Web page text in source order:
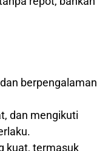
berpengalaman
dan mengikuti
kuat, termasuk